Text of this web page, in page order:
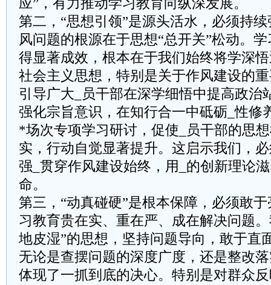
应”，有力推动学习教育向纵深发展。
第二，“思想引领”是源头活水，必须持
风问题的根源在于思想“总开关”松动。
得显著成效，根本在于我们始终将学深
社会主义思想，特别是关于作风建设的
引导广大_员干部在深学细悟中提高政治
强化宗旨意识，在知行合一中砥砺_性
*场次专项学习研讨，促使_员干部的思
实，行动自觉显著提升。这启示我们，
强_贯穿作风建设始终，用_的创新理论
命。
第三，“动真碰硬”是根本保障，必须敢
习教育贵在实、重在严、成在解决问题
地皮湿”的思想，坚持问题导向，敢于直
无论是查摆问题的深度广度，还是整改
体现了一抓到底的决心。特别是对群众